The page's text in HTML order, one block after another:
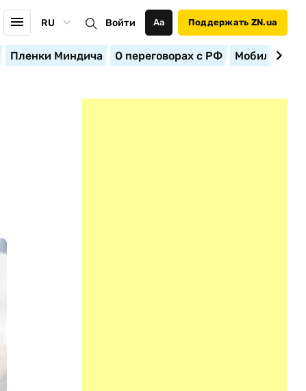
RU Войти Аа Поддержать ZN.ua
Пленки Миндича О переговорах с РФ